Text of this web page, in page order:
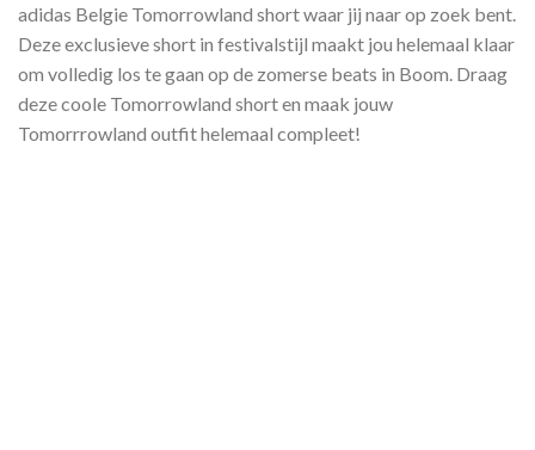
adidas Belgie Tomorrowland short waar jij naar op zoek bent.
Deze exclusieve short in festivalstijl maakt jou helemaal klaar
om volledig los te gaan op de zomerse beats in Boom. Draag
deze coole Tomorrowland short en maak jouw
Tomorrrowland outfit helemaal compleet!